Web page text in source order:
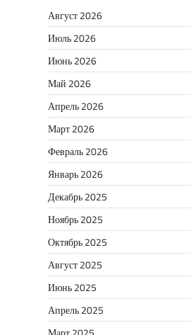
Август 2026
Июль 2026
Июнь 2026
Май 2026
Апрель 2026
Март 2026
Февраль 2026
Январь 2026
Декабрь 2025
Ноябрь 2025
Октябрь 2025
Август 2025
Июнь 2025
Апрель 2025